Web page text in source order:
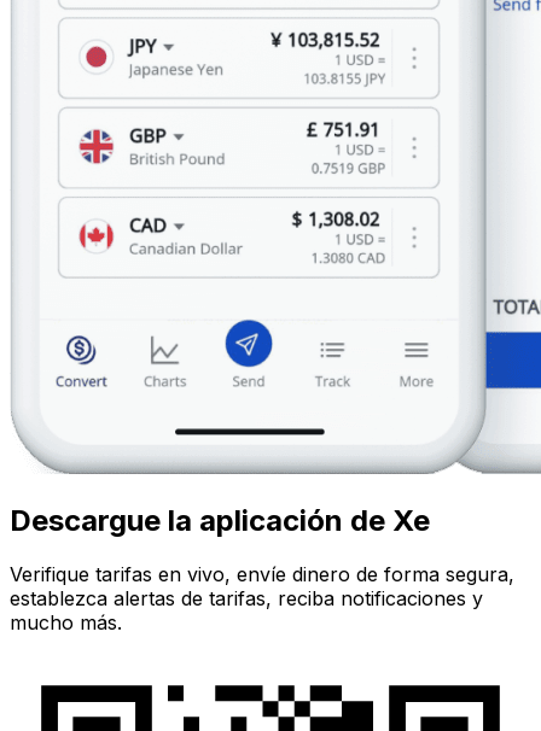
Descargue la aplicación de Xe
Verifique tarifas en vivo, envíe dinero de forma segura,
establezca alertas de tarifas, reciba notificaciones y
mucho más.